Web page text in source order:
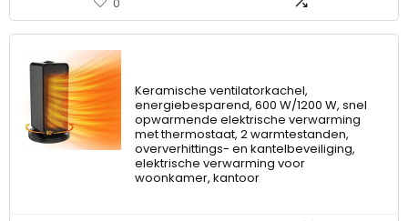
Keramische ventilatorkachel,
energiebesparend, 600 W/1200 W, snel
opwarmende elektrische verwarming
met thermostaat, 2 warmtestanden,
oververhittings- en kantelbeveiliging,
elektrische verwarming voor
woonkamer, kantoor